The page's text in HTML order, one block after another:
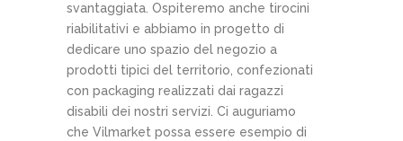
svantaggiata. Ospiteremo anche tirocini
riabilitativi e abbiamo in progetto di
dedicare uno spazio del negozio a
prodotti tipici del territorio, confezionati
con packaging realizzati dai ragazzi
disabili dei nostri servizi. Ci auguriamo
che Vilmarket possa essere esempio di